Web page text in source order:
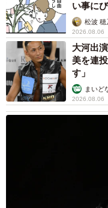
い事に
松波 穂
2026.08.06
大河出
美を連
す」
まいど
2026.08.06